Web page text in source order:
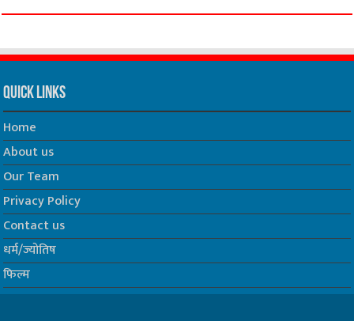
Quick Links
Home
About us
Our Team
Privacy Policy
Contact us
धर्म/ज्योतिष
फिल्म